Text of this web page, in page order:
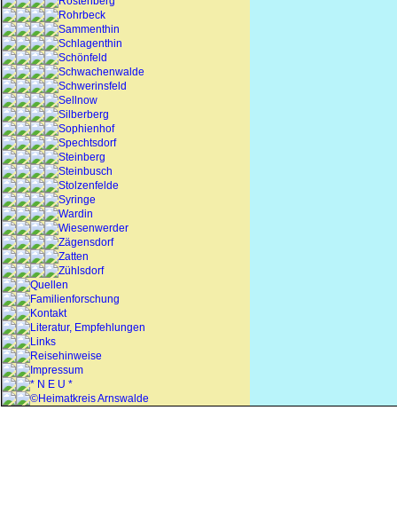
Rohrbeck
Sammenthin
Schlagenthin
Schönfeld
Schwachenwalde
Schwerinsfeld
Sellnow
Silberberg
Sophienhof
Spechtsdorf
Steinberg
Steinbusch
Stolzenfelde
Syringe
Wardin
Wiesenwerder
Zägensdorf
Zatten
Zühlsdorf
Quellen
Familienforschung
Kontakt
Literatur, Empfehlungen
Links
Reisehinweise
Impressum
* N E U *
©Heimatkreis Arnswalde